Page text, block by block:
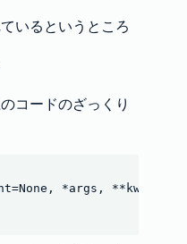
いるというところ
コードのざっくり
*args, **kwargs):